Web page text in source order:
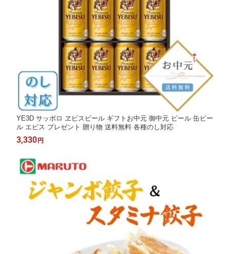
YE3D サッポロ ヱビスビール ギフトお中元 御中元 ビール 缶ビー
ル エビス プレゼント 贈り物 送料無料 各種のし対応
3,330円